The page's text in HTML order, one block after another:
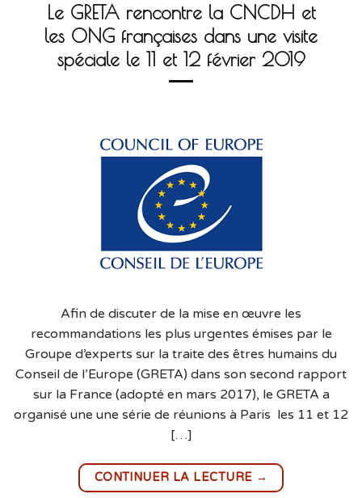
Le GRETA rencontre la CNCDH et
les ONG françaises dans une visite
spéciale le 11 et 12 février 2019
Afin de discuter de la mise en œuvre les
recommandations les plus urgentes émises par le
Groupe d’experts sur la traite des êtres humains du
Conseil de l’Europe (GRETA) dans son second rapport
sur la France (adopté en mars 2017), le GRETA a
organisé une une série de réunions à Paris les 11 et 12
[…]
CONTINUER LA LECTURE →